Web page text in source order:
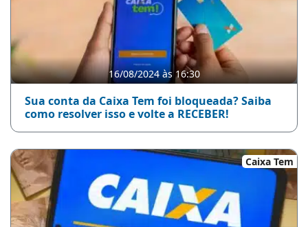
16/08/2024 às 16:30
Sua conta da Caixa Tem foi bloqueada? Saiba
como resolver isso e volte a RECEBER!
Caixa Tem